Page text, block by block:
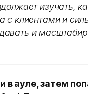
изучать,
с клиентами и
и
в ауле, затем